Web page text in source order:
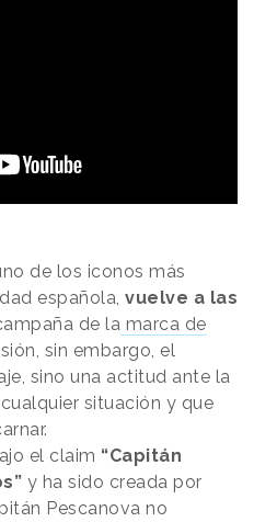
de los iconos más
española, vuelve a las
de la marca de
sin embargo, el
sino una actitud ante la
situación y que
el claim “Capitán
y ha sido creada por
Pescanova no